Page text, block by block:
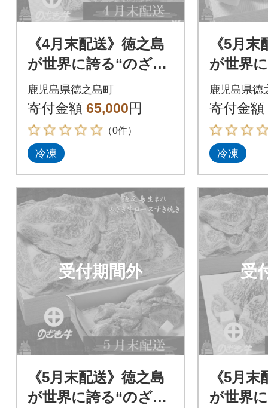
《4月末配送》徳之島
が世界に誇る“のざき
牛”サーロインステー
キギフト
鹿児島県徳之島町
寄付金額 65,000円
（0件）
冷凍
《5月
が世界
牛”特選
鹿児島県徳
寄付金額
冷凍
受付期間外
《5月末配送》徳之島
が世界に誇る“のざき
受
《5月
が世界